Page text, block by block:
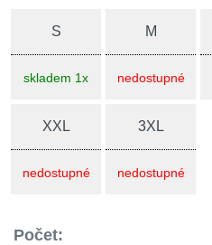
S
skladem 1x
M
nedostupné
XXL
nedostupné
3XL
nedostupné
Počet: